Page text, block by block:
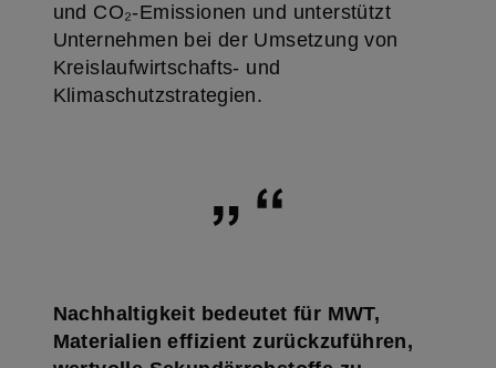
und CO₂-Emissionen und unterstützt
Unternehmen bei der Umsetzung von
Kreislaufwirtschafts- und
Klimaschutzstrategien.
Nachhaltigkeit bedeutet für MWT,
Materialien effizient zurückzuführen,